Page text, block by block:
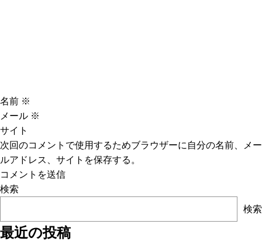
名前 ※
メール ※
サイト
次回のコメントで使用するためブラウザーに自分の名前、メー
ルアドレス、サイトを保存する。
検索
検索
最近の投稿